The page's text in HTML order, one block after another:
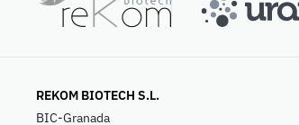
REKOM BIOTECH S.L.
BIC-Granada